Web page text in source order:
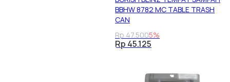
BBHW 8782 MC TABLE TRASH
CAN
Rp 47.5005%
Rp 45.125